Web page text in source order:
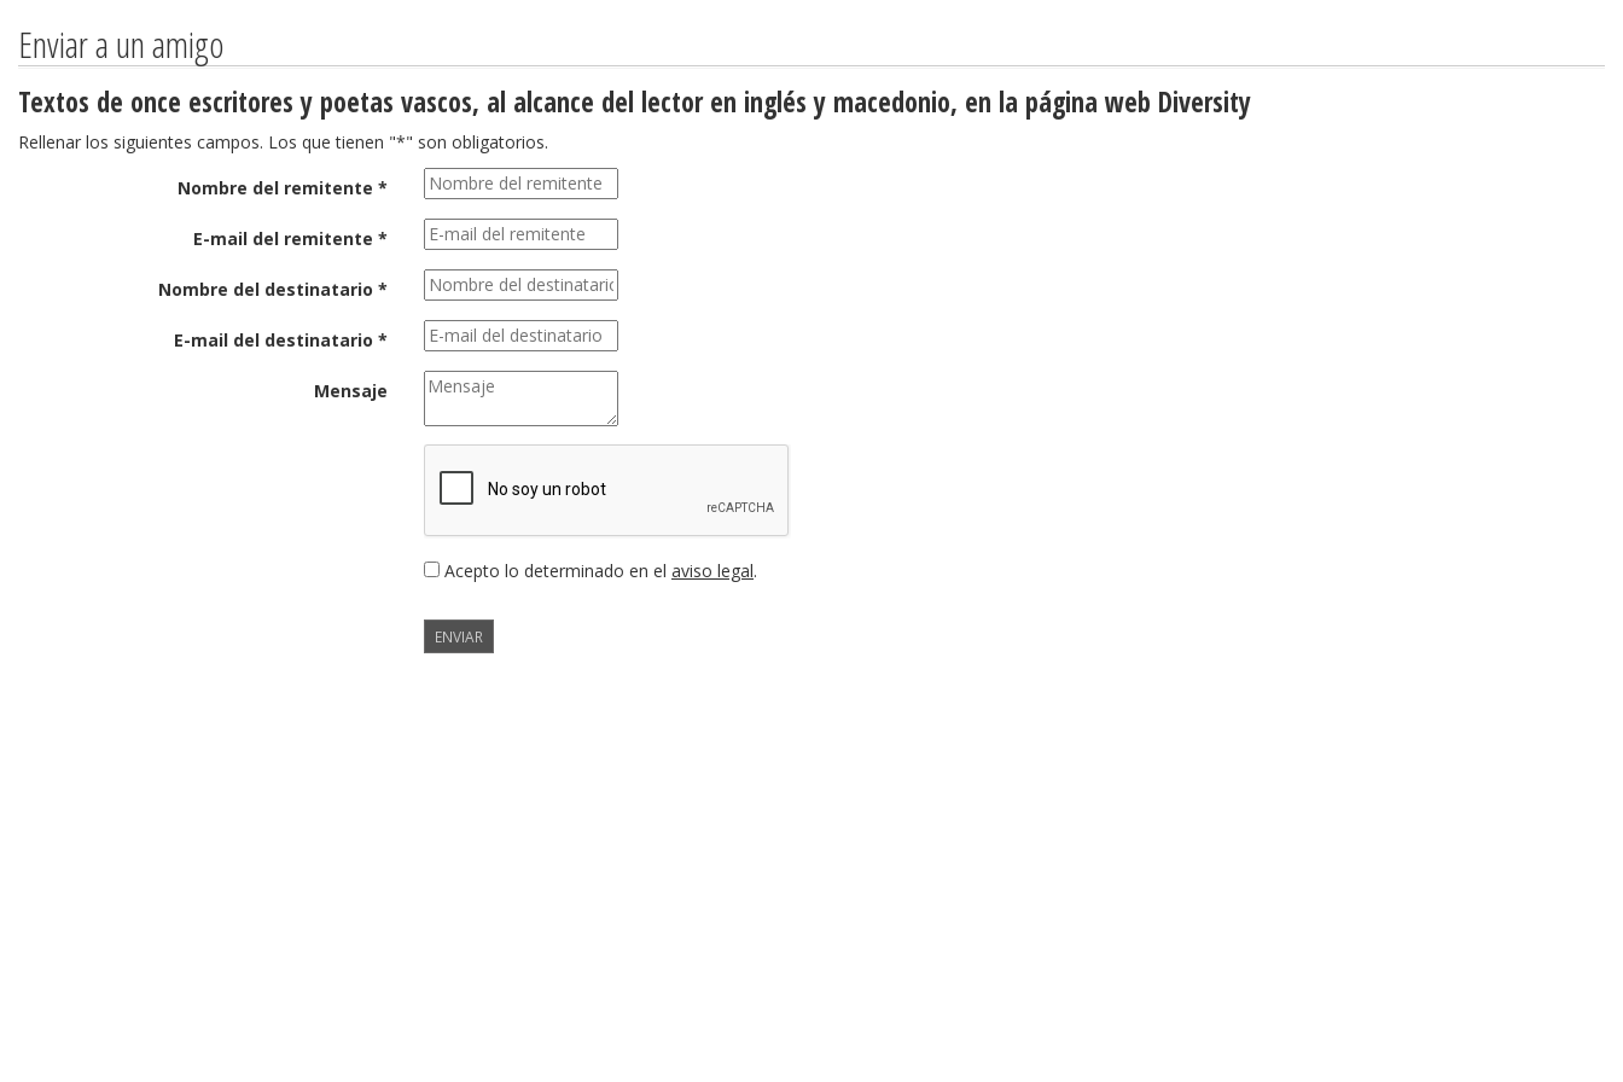
Enviar a un amigo
Textos de once escritores y poetas vascos, al alcance del lector en inglés y macedonio, en la página web Diversity
Rellenar los siguientes campos. Los que tienen "*" son obligatorios.
Nombre del remitente *
E-mail del remitente *
Nombre del destinatario *
E-mail del destinatario *
Mensaje
Acepto lo determinado en el aviso legal.
ENVIAR